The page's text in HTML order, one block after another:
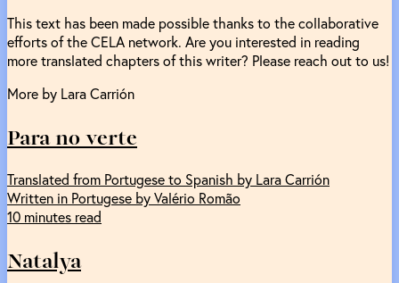
This text has been made possible thanks to the collaborative
efforts of the CELA network. Are you interested in reading
more translated chapters of this writer? Please reach out to us!
More by Lara Carrión
Para no verte
Translated from Portugese to Spanish by Lara Carrión
Written in Portugese by Valério Romão
10 minutes read
Natalya